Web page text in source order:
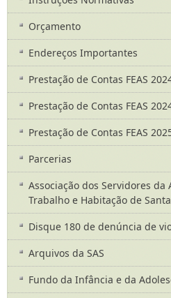
Orçamento
Endereços Importantes
Prestação de Contas FEAS
Prestação de Contas FEAS
Prestação de Contas FEAS
Parcerias
Associação dos Servidores da
Trabalho e Habitação de
Disque 180 de denúncia de
Arquivos da SAS
Fundo da Infância e da